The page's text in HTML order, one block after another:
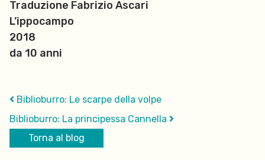
Traduzione Fabrizio Ascari
L’ippocampo
2018
da 10 anni
Biblioburro: Le scarpe della volpe
Torna al blog
Biblioburro: La principessa Cannella